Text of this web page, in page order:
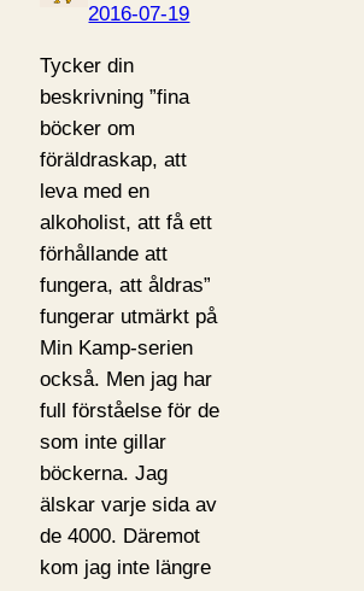
2016-07-19
Tycker din
beskrivning ”fina
böcker om
föräldraskap, att
leva med en
alkoholist, att få ett
förhållande att
fungera, att åldras”
fungerar utmärkt på
Min Kamp-serien
också. Men jag har
full förståelse för de
som inte gillar
böckerna. Jag
älskar varje sida av
de 4000. Däremot
kom jag inte längre